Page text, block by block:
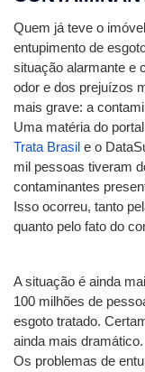
Quem já teve o
entupimento de
situação alarmante e
odor e dos prejuízos
mais grave: a
Uma matéria do
Trata Brasil e o
mil pessoas tiveram
contaminantes
Isso ocorreu, tanto
quanto pelo fato do
A situação é ainda
100 milhões de
esgoto tratado.
ainda mais dramático.
Os problemas de